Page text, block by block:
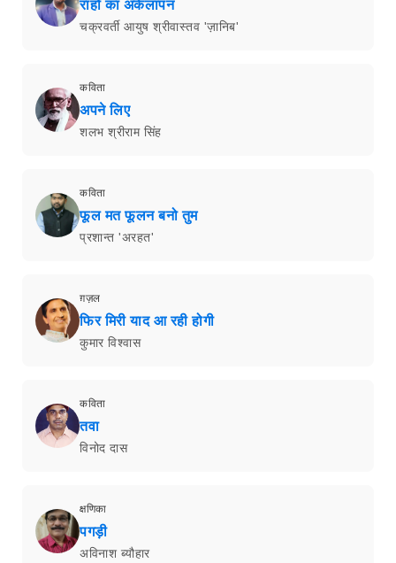
राहों का अकेलापन
चक्रवर्ती आयुष श्रीवास्तव 'ज़ानिब'
कविता
अपने लिए
शलभ श्रीराम सिंह
कविता
फूल मत फूलन बनो तुम
प्रशान्त 'अरहत'
ग़ज़ल
फिर मिरी याद आ रही होगी
कुमार विश्वास
कविता
तवा
विनोद दास
क्षणिका
पगड़ी
अविनाश ब्यौहार